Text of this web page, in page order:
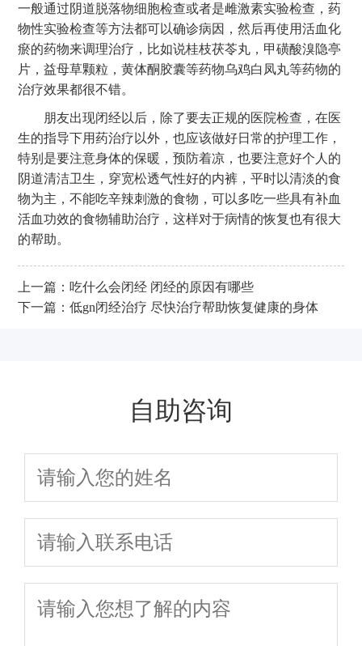
一般通过阴道脱落物细胞检查或者是雌激素实验检查，药
物性实验检查等方法都可以确诊病因，然后再使用活血化
瘀的药物来调理治疗，比如说桂枝茯苓丸，甲磺酸溴隐亭
片，益母草颗粒，黄体酮胶囊等药物乌鸡白凤丸等药物的
治疗效果都很不错。
朋友出现闭经以后，除了要去正规的医院检查，在医
生的指导下用药治疗以外，也应该做好日常的护理工作，
特别是要注意身体的保暖，预防着凉，也要注意好个人的
阴道清洁卫生，穿宽松透气性好的内裤，平时以清淡的食
物为主，不能吃辛辣刺激的食物，可以多吃一些具有补血
活血功效的食物辅助治疗，这样对于病情的恢复也有很大
的帮助。
上一篇： 吃什么会闭经 闭经的原因有哪些
下一篇：低gn闭经治疗 尽快治疗帮助恢复健康的身体
自助咨询